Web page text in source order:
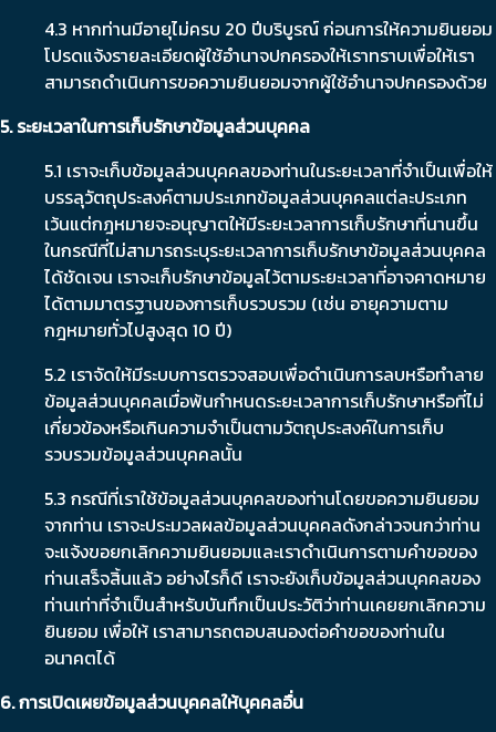
4.3 หากท่านมีอายุไม่ครบ 20 ปีบริบูรณ์ ก่อนการให้ความยินยอม
โปรดแจ้งรายละเอียดผู้ใช้อำนาจปกครองให้เราทราบเพื่อให้เรา
สามารถดำเนินการขอความยินยอมจากผู้ใช้อำนาจปกครองด้วย
5. ระยะเวลาในการเก็บรักษาข้อมูลส่วนบุคคล
5.1 เราจะเก็บข้อมูลส่วนบุคคลของท่านในระยะเวลาที่จำเป็นเพื่อให้
บรรลุวัตถุประสงค์ตามประเภทข้อมูลส่วนบุคคลแต่ละประเภท
เว้นแต่กฎหมายจะอนุญาตให้มีระยะเวลาการเก็บรักษาที่นานขึ้น
ในกรณีที่ไม่สามารถระบุระยะเวลาการเก็บรักษาข้อมูลส่วนบุคคล
ได้ชัดเจน เราจะเก็บรักษาข้อมูลไว้ตามระยะเวลาที่อาจคาดหมาย
ได้ตามมาตรฐานของการเก็บรวบรวม (เช่น อายุความตาม
กฎหมายทั่วไปสูงสุด 10 ปี)
5.2 เราจัดให้มีระบบการตรวจสอบเพื่อดำเนินการลบหรือทำลาย
ข้อมูลส่วนบุคคลเมื่อพ้นกำหนดระยะเวลาการเก็บรักษาหรือที่ไม่
เกี่ยวข้องหรือเกินความจำเป็นตามวัตถุประสงค์ในการเก็บ
รวบรวมข้อมูลส่วนบุคคลนั้น
5.3 กรณีที่เราใช้ข้อมูลส่วนบุคคลของท่านโดยขอความยินยอม
จากท่าน เราจะประมวลผลข้อมูลส่วนบุคคลดังกล่าวจนกว่าท่าน
จะแจ้งขอยกเลิกความยินยอมและเราดำเนินการตามคำขอของ
ท่านเสร็จสิ้นแล้ว อย่างไรก็ดี เราจะยังเก็บข้อมูลส่วนบุคคลของ
ท่านเท่าที่จำเป็นสำหรับบันทึกเป็นประวัติว่าท่านเคยยกเลิกความ
ยินยอม เพื่อให้ เราสามารถตอบสนองต่อคำขอของท่านใน
อนาคตได้
6. การเปิดเผยข้อมูลส่วนบุคคลให้บุคคลอื่น